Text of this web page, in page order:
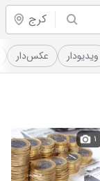
کرج
ویدیو‌دار عکس‌دار
۱